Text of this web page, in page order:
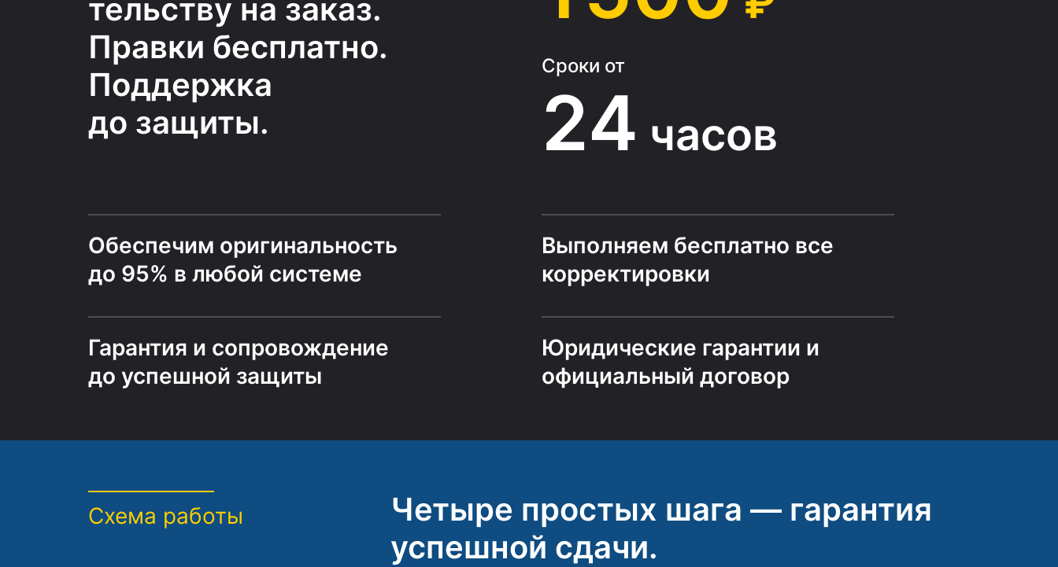
тельству на заказ.
Правки бесплатно.
Поддержка
до защиты.
Сроки от
24 часов
Обеспечим оригинальность
до 95% в любой системе
Выполняем бесплатно все
корректировки
Гарантия и сопровождение
до успешной защиты
Юридические гарантии и
официальный договор
Схема работы
Четыре простых шага — гарантия
успешной сдачи.